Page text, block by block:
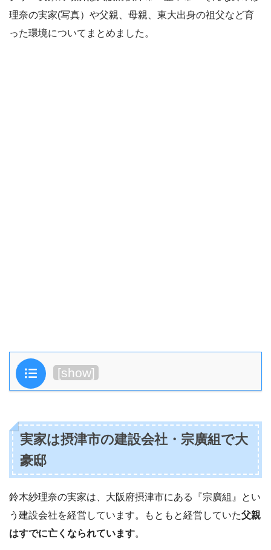
理奈の実家(写真）や父親、母親、東大出身の祖父など育
った環境についてまとめました。
目次 [show]
実家は摂津市の建設会社・宗廣組で大
豪邸
鈴木紗理奈の実家は、大阪府摂津市にある『宗廣組』とい
う建設会社を経営しています。もともと経営していた父親
はすでに亡くなられています。